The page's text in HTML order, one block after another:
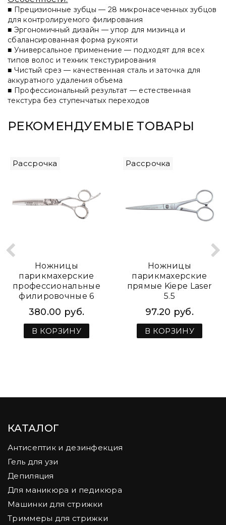
■ Прецизионные зубцы — 28 микронасеченных зубцов
для контролируемого филирования
■ Эргономичный дизайн — упор для мизинца и
сбалансированная форма рукояти
■ Универсальное применение — подходят для всех
типов волос и техник текстурирования
■ Чистый срез — качественная сталь и заточка для
аккуратного удаления объема
■ Профессиональный результат — естественная
текстура без ступенчатых переходов
РЕКОМЕНДУЕМЫЕ ТОВАРЫ
Рассрочка
Ножницы
парикмахерские
профессиональные
филировочные 6
Kiepe
380.00 руб.
В КОРЗИНУ
Рассрочка
Ножницы
парикмахерские
прямые Kiepe Laser
5.5
97.20 руб.
В КОРЗИНУ
КАТАЛОГ
Антисептик и дезинфекция
Гель для узи
Депиляция
Для маникюра и педикюра
Машинки для стрижки
Триммеры для стрижки